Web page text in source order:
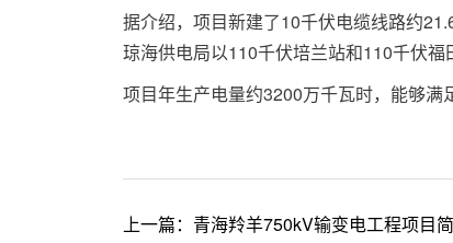
据介绍，项目新建了10千伏电缆线路约
琼海供电局以110千伏培兰站和110千伏福
项目年生产电量约3200万千瓦时，能够满
上一篇： 青海羚羊750kV输变电工程项目